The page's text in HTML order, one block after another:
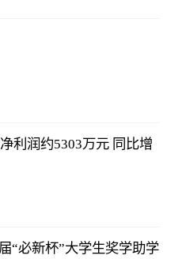
利润约5303万元 同比增
“必新杯”大学生奖学助学